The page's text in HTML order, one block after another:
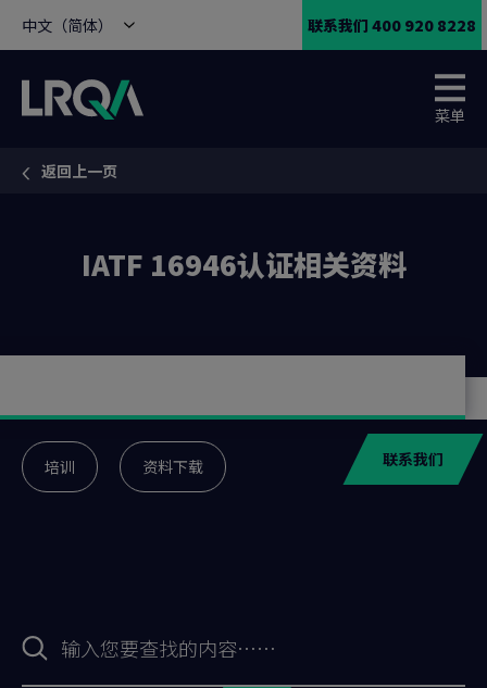
中文（简体） 联系我们 400 920 8228
菜单
You are here:
返回上一页
IATF 16946认证相关资料
联系我们
培训 资料下载
索